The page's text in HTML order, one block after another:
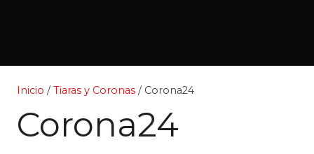
Inicio /Tiaras y Coronas / Corona24
Corona24